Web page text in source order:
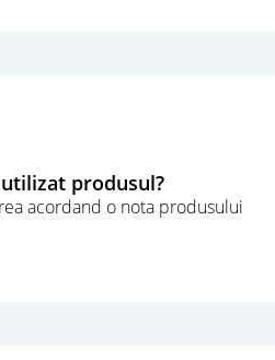
produsul?
acordand o nota produsului